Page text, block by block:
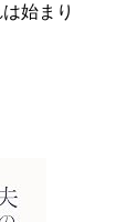
始まり